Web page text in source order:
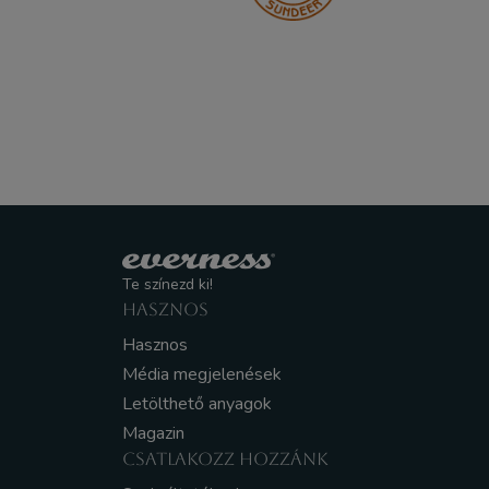
Te színezd ki!
HASZNOS
Hasznos
Média megjelenések
Letölthető anyagok
Magazin
CSATLAKOZZ HOZZÁNK